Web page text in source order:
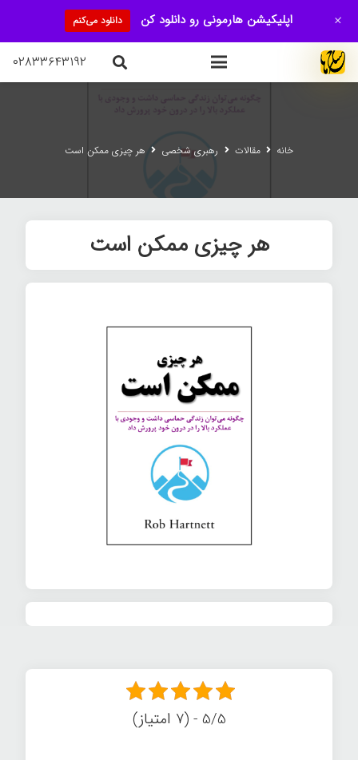
۰۲۸۳۳۶۴۳۱۹۲
خانه مقالات رهبری شخصی هر چیزی ممکن است
هر چیزی ممکن است
5/5 - (7 امتیاز)
اپلیکیشن هارمونی رو دانلود کن دانلود می‌کنم +